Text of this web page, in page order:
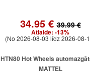
34.95 €39.99 €
Atlaide: -13%
(No 2026-08-03 līdz 2026-08-
HTN80 Hot Wheels
MATTEL